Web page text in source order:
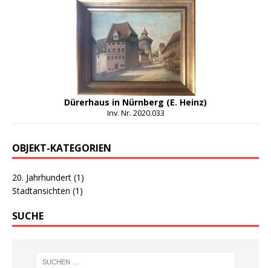
Dürerhaus in Nürnberg (E. Heinz)
Inv. Nr. 2020.033
OBJEKT-KATEGORIEN
20. Jahrhundert (1)
Stadtansichten (1)
SUCHE